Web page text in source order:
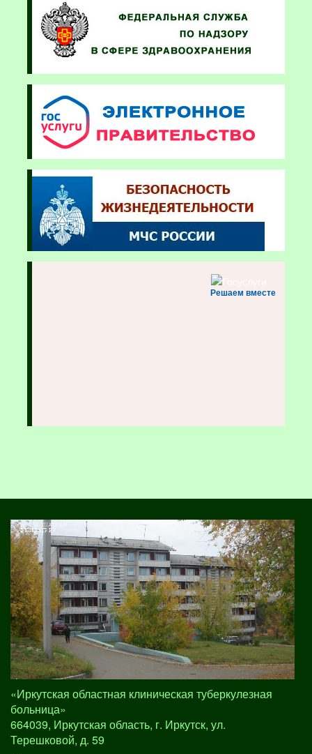
Решаем вместе
«Иркутская областная клиническая туберкулезная
больница»
664039, Иркутская область, г. Иркутск, ул.
Терешковой, д. 59